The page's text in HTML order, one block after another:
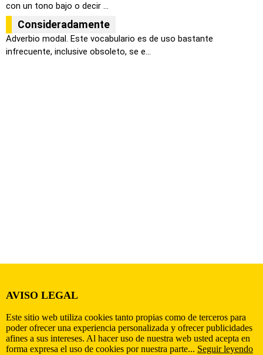
con un tono bajo o decir ...
Consideradamente
Adverbio modal. Este vocabulario es de uso bastante
infrecuente, inclusive obsoleto, se e...
AVISO LEGAL
Este sitio web utiliza cookies tanto propias como de terceros para
poder ofrecer una experiencia personalizada y ofrecer publicidades
afines a sus intereses. Al hacer uso de nuestra web usted acepta en
forma expresa el uso de cookies por nuestra parte... Seguir leyendo